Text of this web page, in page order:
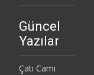
Güncel
Yazılar
Çatı Camı